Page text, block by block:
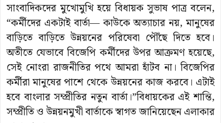
সাংবাদিকদের মুখোমুখি হয়ে বিধায়ক সুভাষ পাত্র বলেন,
“কর্মীদের একটাই বার্তা— কাউকে অত্যাচার নয়, মানুষের
বাড়িতে বাড়িতে উন্নয়নের পরিষেবা পৌঁছে দিতে হবে।
অতীতে যেভাবে বিজেপি কর্মীদের উপর আক্রমণ হয়েছে,
সেই নোংরা রাজনীতির পথে আমরা হাঁটব না। বিজেপির
কর্মীরা মানুষের পাশে থেকে উন্নয়নের কাজ করবে। এটাই
হবে বাংলার সম্প্রীতির নতুন বার্তা।”বিধায়কের এই শান্তি,
সম্প্রীতি ও উন্নয়নমুখী বার্তাকে স্বাগত জানিয়েছেন এলাকার